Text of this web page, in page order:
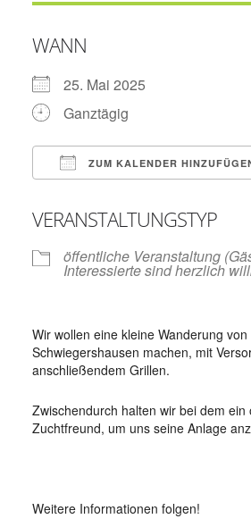
WANN
25. Mai 2025
Ganztägig
ZUM KALENDER
VERANSTALTUNGSTYP
öffentliche Veranstaltung
Interessierte sind herzlich
Wir wollen eine kleine Wanderung
Schwiegershausen machen, mit
anschließendem Grillen.
Zwischendurch halten wir bei dem ein
Zuchtfreund, um uns seine Anlage
Weitere Informationen folgen!